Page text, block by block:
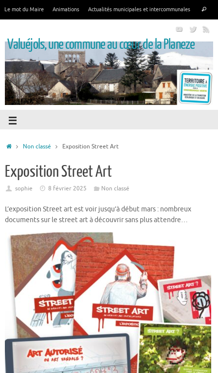
Le mot du Maire Animations Actualités municipales et intercommunales
Valuéjols, une commune au cœur de la Planeze
Non classé Exposition Street Art
Exposition Street Art
sophie 8 février 2025 Non classé
L’exposition Street art est voir jusqu’à début mars : nombreux
documents sur le street art à découvrir sans plus attendre…